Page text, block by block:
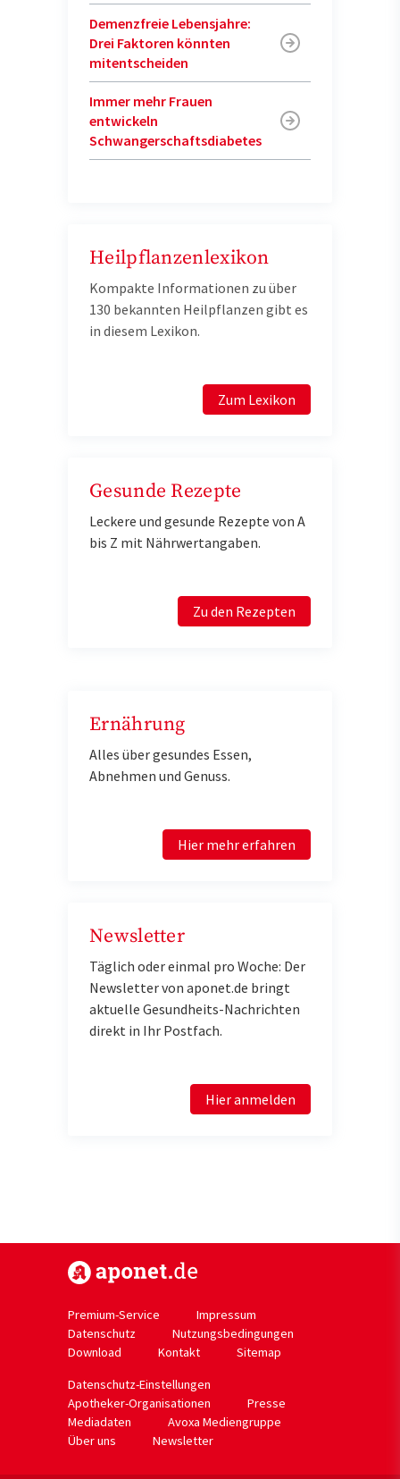
Demenzfreie Lebensjahre:
Drei Faktoren könnten
mitentscheiden
Immer mehr Frauen
entwickeln
Schwangerschaftsdiabetes
Heilpflanzenlexikon
Kompakte Informationen zu über
130 bekannten Heilpflanzen gibt es
in diesem Lexikon.
Zum Lexikon
Gesunde Rezepte
Leckere und gesunde Rezepte von A
bis Z mit Nährwertangaben.
Zu den Rezepten
Ernährung
Alles über gesundes Essen,
Abnehmen und Genuss.
Hier mehr erfahren
Newsletter
Täglich oder einmal pro Woche: Der
Newsletter von aponet.de bringt
aktuelle Gesundheits-Nachrichten
direkt in Ihr Postfach.
Hier anmelden
Premium-Service
Impressum
Datenschutz
Nutzungsbedingungen
Download
Kontakt
Sitemap
Datenschutz-Einstellungen
Apotheker-Organisationen
Presse
Mediadaten
Avoxa Mediengruppe
Über uns
Newsletter